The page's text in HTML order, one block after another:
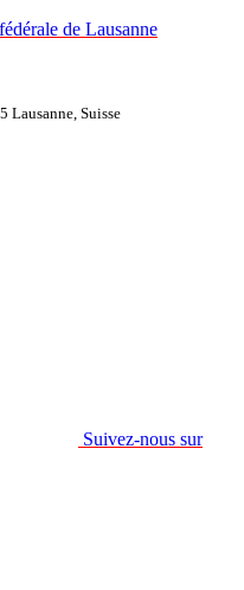
Lausanne, Suisse
Suivez-nous sur